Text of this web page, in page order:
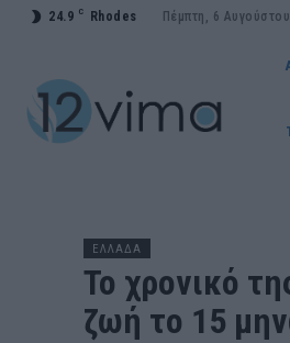
24.9 C Rhodes Πέμπτη, 6
ΕΛΛΑΔΑ
Το χρονικό
ζωή το 15